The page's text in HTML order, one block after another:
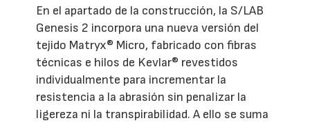
En el apartado de la construcción, la S/LAB
Genesis 2 incorpora una nueva versión del
tejido Matryx® Micro, fabricado con fibras
técnicas e hilos de Kevlar® revestidos
individualmente para incrementar la
resistencia a la abrasión sin penalizar la
ligereza ni la transpirabilidad. A ello se suma